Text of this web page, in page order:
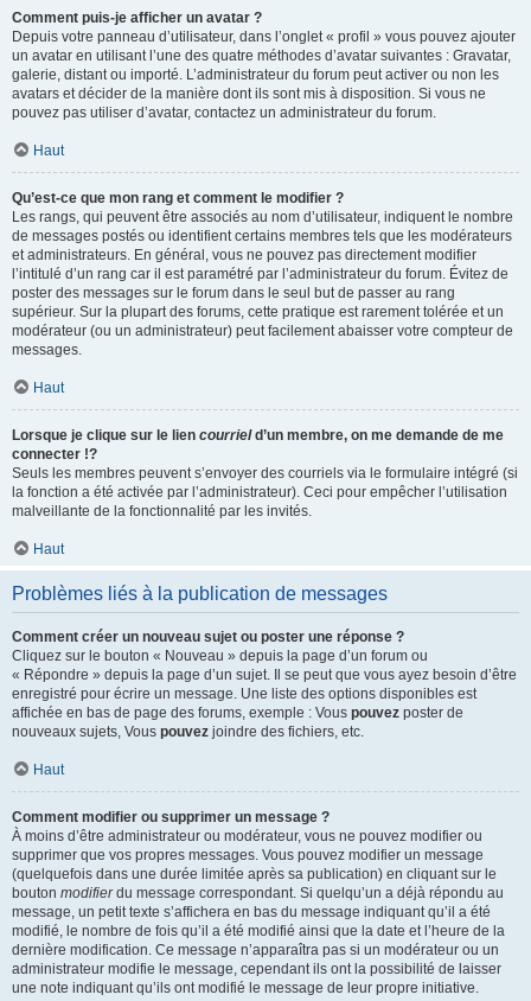
Comment puis-je afficher un avatar ?
Depuis votre panneau d’utilisateur, dans l’onglet « profil » vous pouvez ajouter
un avatar en utilisant l’une des quatre méthodes d’avatar suivantes : Gravatar,
galerie, distant ou importé. L’administrateur du forum peut activer ou non les
avatars et décider de la manière dont ils sont mis à disposition. Si vous ne
pouvez pas utiliser d’avatar, contactez un administrateur du forum.
Haut
Qu’est-ce que mon rang et comment le modifier ?
Les rangs, qui peuvent être associés au nom d’utilisateur, indiquent le nombre
de messages postés ou identifient certains membres tels que les modérateurs
et administrateurs. En général, vous ne pouvez pas directement modifier
l’intitulé d’un rang car il est paramétré par l’administrateur du forum. Évitez de
poster des messages sur le forum dans le seul but de passer au rang
supérieur. Sur la plupart des forums, cette pratique est rarement tolérée et un
modérateur (ou un administrateur) peut facilement abaisser votre compteur de
messages.
Haut
Lorsque je clique sur le lien courrield’un membre, on me demande de me
connecter !?
Seuls les membres peuvent s’envoyer des courriels via le formulaire intégré (si
la fonction a été activée par l’administrateur). Ceci pour empêcher l’utilisation
malveillante de la fonctionnalité par les invités.
Haut
Problèmes liés à la publication de messages
Comment créer un nouveau sujet ou poster une réponse ?
Cliquez sur le bouton « Nouveau » depuis la page d’un forum ou
« Répondre » depuis la page d’un sujet. Il se peut que vous ayez besoin d’être
enregistré pour écrire un message. Une liste des options disponibles est
affichée en bas de page des forums, exemple : Vous pouvez poster de
nouveaux sujets, Vous pouvez joindre des fichiers, etc.
Haut
Comment modifier ou supprimer un message ?
À moins d’être administrateur ou modérateur, vous ne pouvez modifier ou
supprimer que vos propres messages. Vous pouvez modifier un message
(quelquefois dans une durée limitée après sa publication) en cliquant sur le
bouton modifierdu message correspondant. Si quelqu’un a déjà répondu au
message, un petit texte s’affichera en bas du message indiquant qu’il a été
modifié, le nombre de fois qu’il a été modifié ainsi que la date et l’heure de la
dernière modification. Ce message n’apparaîtra pas si un modérateur ou un
administrateur modifie le message, cependant ils ont la possibilité de laisser
une note indiquant qu’ils ont modifié le message de leur propre initiative.